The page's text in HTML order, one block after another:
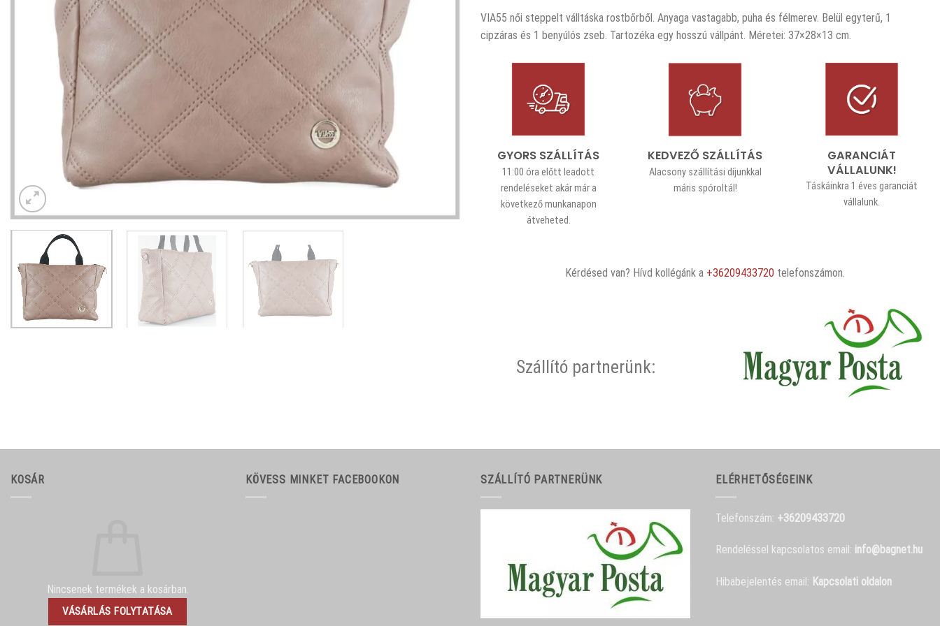
VIA55 női steppelt válltáska rostbőrből. Anyaga vastagabb, puha és félmerev. Belül egyterű, 1
cipzáras és 1 benyúlós zseb. Tartozéka egy hosszú vállpánt. Méretei: 37×28×13 cm.
GYORS SZÁLLÍTÁS
11:00 óra előtt leadott
rendeléseket akár már a
következő munkanapon
átveheted.
KEDVEZŐ SZÁLLÍTÁS
Alacsony szállítási díjunkkal
máris spóroltál!
GARANCIÁT
VÁLLALUNK!
Táskáinkra 1 éves garanciát
vállalunk.
Kérdésed van? Hívd kollégánk a +36209433720 telefonszámon.
Szállító partnerünk:
KOSÁR
Nincsenek termékek a kosárban.
VÁSÁRLÁS FOLYTATÁSA
KÖVESS MINKET FACEBOOKON SZÁLLÍTÓ PARTNERÜNK ELÉRHETŐSÉGEINK
Telefonszám: +36209433720
Rendeléssel kapcsolatos email: info@bagnet.hu
Hibabejelentés email: Kapcsolati oldalon